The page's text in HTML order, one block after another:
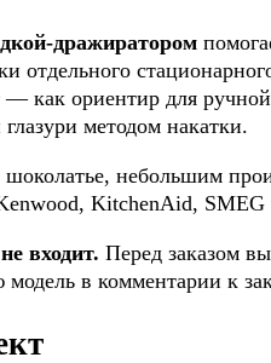
дражиратором
отдельного
как ориентир для
методом накатки.
небольшим
KitchenAid,
входит. Перед заказом
в комментарии к